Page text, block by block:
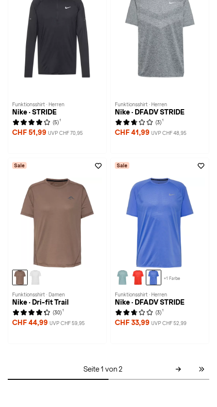
Funktionsshirt · Herren
Nike · STRIDE
(5) 1
CHF 51,99 UVP CHF 70,95
Funktionsshirt · Herren
Nike · DFADV STRIDE
(3) 1
CHF 41,99 UVP CHF 48,95
Sale
Funktionsshirt · Damen
Nike · Dri-fit Trail
(30) 1
CHF 44,99 UVP CHF 59,95
Sale
+1 Farbe
Funktionsshirt · Herren
Nike · DFADV STRIDE
(3) 1
CHF 33,99 UVP CHF 52,99
Seite 1 von 2